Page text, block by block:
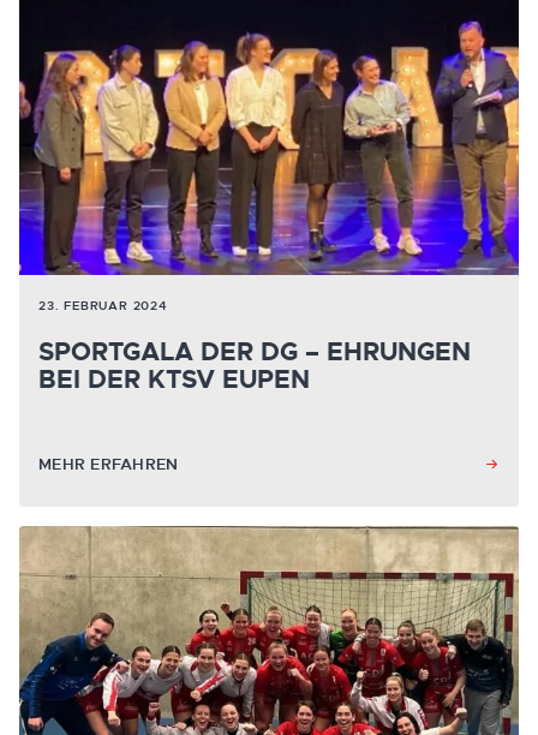
23. FEBRUAR 2024
SPORTGALA DER DG – EHRUNGEN
BEI DER KTSV EUPEN
MEHR ERFAHREN